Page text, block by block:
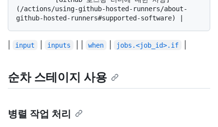
(/actions/using-github-hosted-runners/about-
input inputs when jobs.<job_id>.if
순차 스테이지 사용
병렬 작업 처리